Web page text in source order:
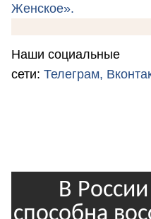
Женское».
Наши социальные
сети: Телеграм,